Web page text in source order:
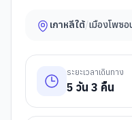
เกาหลีใต้/เมืองโพซอ
ระยะเวลาเดินทาง
5 วัน 3 คืน